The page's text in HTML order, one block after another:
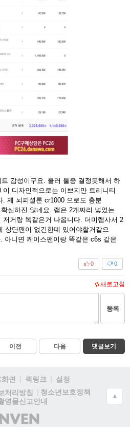
감성이구요. 쿨러 둘중 결정못해서 하
디자인적으로는 이쁘지만 트리니티
제 뇌피셜론 cr1000 으로도 충분
실하진 않네요. 램은 2개짜리 넣었는
거랑 똑같은거 나옵니다. 더미램사서 2
상단팬이 없긴한데 있어야할거같으
아니면 케이스팬이랑 똑같은 c6s 같은
0
0
새로고침
등록
이전 다음 댓글보기
면 퀵링크
설정
처리방침
청소년보호정책
영물신고안내
(주)
▲